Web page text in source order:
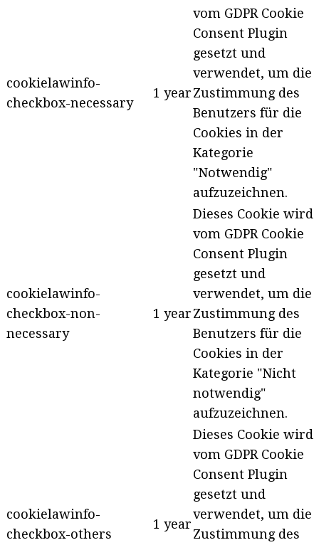
cookielawinfo-
checkbox-necessary
1 year
vom GDPR Cookie
Consent Plugin
gesetzt und
verwendet, um die
Zustimmung des
Benutzers für die
Cookies in der
Kategorie
"Notwendig"
aufzuzeichnen.
cookielawinfo-
checkbox-non-
necessary
1 year
Dieses Cookie wird
vom GDPR Cookie
Consent Plugin
gesetzt und
verwendet, um die
Zustimmung des
Benutzers für die
Cookies in der
Kategorie "Nicht
notwendig"
aufzuzeichnen.
cookielawinfo-
checkbox-others
1 year
Dieses Cookie wird
vom GDPR Cookie
Consent Plugin
gesetzt und
verwendet, um die
Zustimmung des